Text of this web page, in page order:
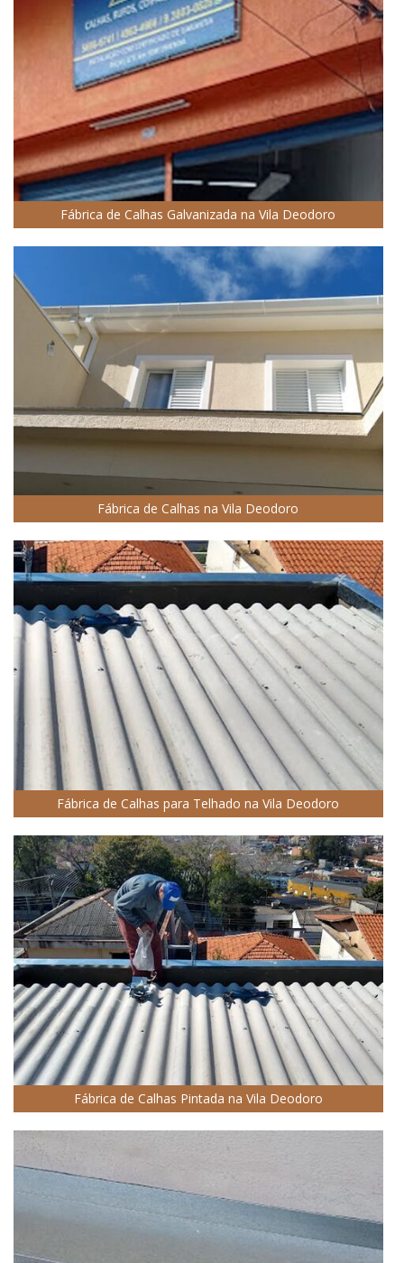
Fábrica de Calhas Galvanizada na Vila Deodoro
Fábrica de Calhas na Vila Deodoro
Fábrica de Calhas para Telhado na Vila Deodoro
Fábrica de Calhas Pintada na Vila Deodoro